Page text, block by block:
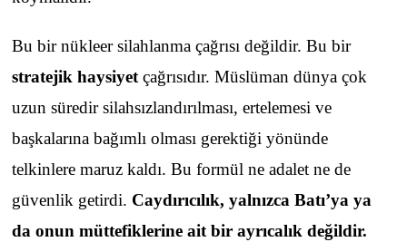
Bu bir nükleer silahlanma çağrısı değildir. Bu bir
stratejik haysiyetçağrısıdır. Müslüman dünya çok
uzun süredir silahsızlandırılması, ertelemesi ve
başkalarına bağımlı olması gerektiği yönünde
telkinlere maruz kaldı. Bu formül ne adalet ne de
güvenlik getirdi. Caydırıcılık, yalnızca Batı’ya ya
da onun müttefiklerine ait bir ayrıcalık değildir.